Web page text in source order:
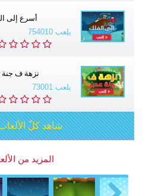
أسرع إلى
يلعب 754010
نزهة ف
يلعب 73001
شاهد كلّ
المزيد من